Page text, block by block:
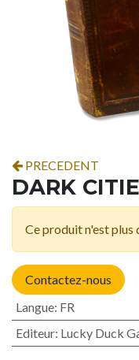
PRECEDENT
DARK
Ce produit n'est plus
Contactez-nous
Langue: FR
Editeur: Lucky Duck